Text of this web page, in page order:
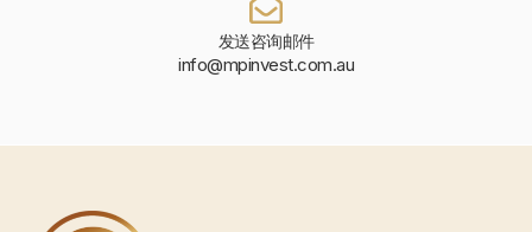
发送咨询邮件
info@mpinvest.com.au